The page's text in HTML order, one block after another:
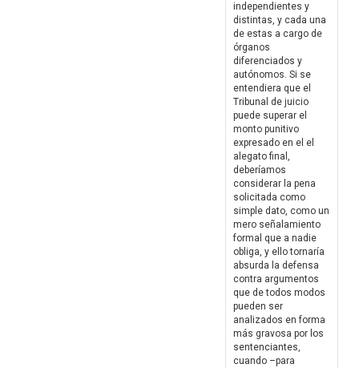
independientes y
distintas, y cada una
de estas a cargo de
órganos
diferenciados y
autónomos. Si se
entendiera que el
Tribunal de juicio
puede superar el
monto punitivo
expresado en el el
alegato final,
deberíamos
considerar la pena
solicitada como
simple dato, como un
mero señalamiento
formal que a nadie
obliga, y ello tornaría
absurda la defensa
contra argumentos
que de todos modos
pueden ser
analizados en forma
más gravosa por los
sentenciantes,
cuando –para